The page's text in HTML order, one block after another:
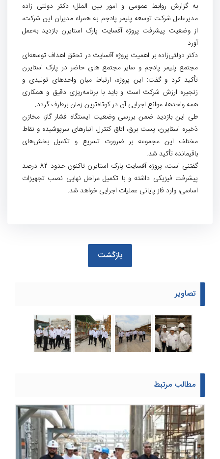
به گزارش روابط عمومی و امور بین الملل؛ دکتر دولتی زاده
مدیرعامل شرکت توسعه پلیمر پادجم به همراه مدیران این شرکت،
از وضعیت پیشرفت پروژه آفسایت پارک استایرن بازدید به‌عمل
آورد.
دکتر دولتی‌زاده بر اهمیت پروژه آفسایت در تحقق اهداف توسعه‌ای
مجتمع پلیمر پادجم و سایر مجتمع های حاضر در پارک استایرن
تأکید کرد و گفت: این پروژه، ارتباط میان واحدهای تولیدی و
زنجیره ارزش شرکت است و باید با برنامه‌ریزی دقیق و همکاری
همه واحدها، موانع اجرایی آن در کوتاه‌ترین زمان برطرف گردد.
طی این بازدید ضمن بررسی وضعیت ایستگاه فشار گاز، مخازن
ذخیره استایرن، پست برق، اتاق کنترل، انبارهای سرپوشیده و نقاط
مختلف این مجموعه بر ضرورت تسریع و تکمیل بخش‌های
باقیمانده تأکید شد.
گفتنی است، پروژه آفسایت پارک استایرن تاکنون حدود 82 درصد
پیشرفت فیزیکی داشته و با تکمیل مراحل نهایی نصب تجهیزات
اساسی، وارد فاز پایانی عملیات اجرایی خواهد شد.
بازگشت
تصاویر
مطالب مرتبط